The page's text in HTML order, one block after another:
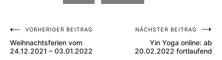
Beitrags-
Navigation
VORHERIGER BEITRAG
Weihnachtsferien vom
24.12.2021 – 03.01.2022
NÄCHSTER BEITRAG
Yin Yoga online: ab
20.02.2022 fortlaufend